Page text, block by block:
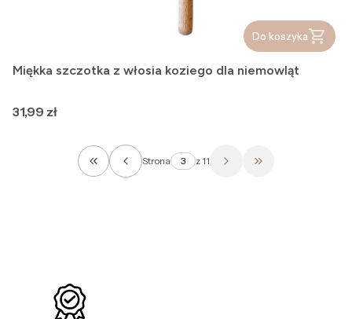
Do koszyka
Miękka szczotka z włosia koziego dla niemowląt
Cena
31,99 zł
Wróć do pierwszej strony z produktami
Strona z 11 Przejdź do